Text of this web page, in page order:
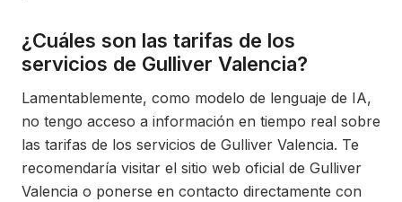
¿Cuáles son las tarifas de los
servicios de Gulliver Valencia?
Lamentablemente, como modelo de lenguaje de IA,
no tengo acceso a información en tiempo real sobre
las tarifas de los servicios de Gulliver Valencia. Te
recomendaría visitar el sitio web oficial de Gulliver
Valencia o ponerse en contacto directamente con